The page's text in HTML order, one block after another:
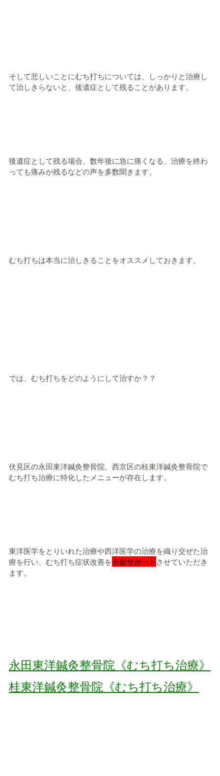
そして悲しいことにむち打ちについては、しっかりと治療し
て治しきらないと、後遺症として残ることがあります。
後遺症として残る場合、数年後に急に痛くなる、治療を終わ
っても痛みが残るなどの声を多数聞きます。
むち打ちは本当に治しきることをオススメしておきます。
では、むち打ちをどのようにして治すか？？
伏見区の永田東洋鍼灸整骨院、西京区の桂東洋鍼灸整骨院で
むち打ち治療に特化したメニューが存在します。
東洋医学をとりいれた治療や西洋医学の治療を織り交ぜた治
療を行い、むち打ち症状改善を全面サポート させていただき
ます。
永田東洋鍼灸整骨院《むち打ち治療》
桂東洋鍼灸整骨院《むち打ち治療》